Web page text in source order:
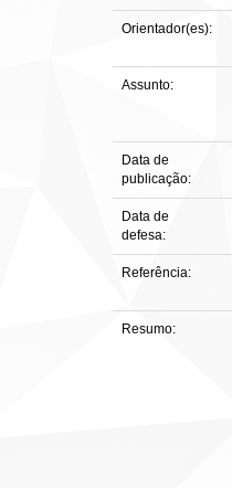
Orientador(es):
Assunto:
Data de
publicação:
Data de
defesa:
Referência:
Resumo: